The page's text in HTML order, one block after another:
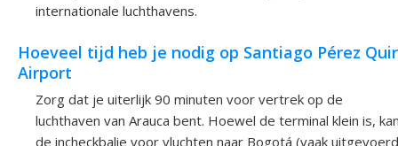
internationale luchthavens.
Hoeveel tijd heb je nodig op Santiago Pérez
Airport
Zorg dat je uiterlijk 90 minuten voor vertrek op de
luchthaven van Arauca bent. Hoewel de terminal klein is,
de incheckbalie voor vluchten naar Bogotá (vaak uitgevoerd